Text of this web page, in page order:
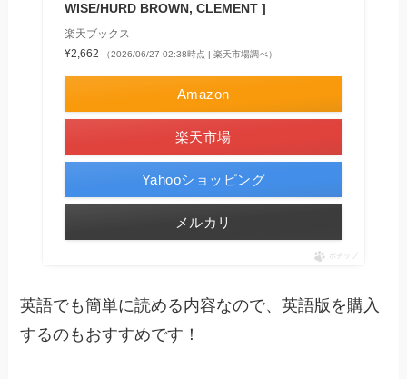
WISE/HURD BROWN, CLEMENT ]
楽天ブックス
¥2,662
（2026/06/27 02:38時点 | 楽天市場調べ）
Amazon
楽天市場
Yahooショッピング
メルカリ
ポチップ
英語でも簡単に読める内容なので、英語版を購入
するのもおすすめです！